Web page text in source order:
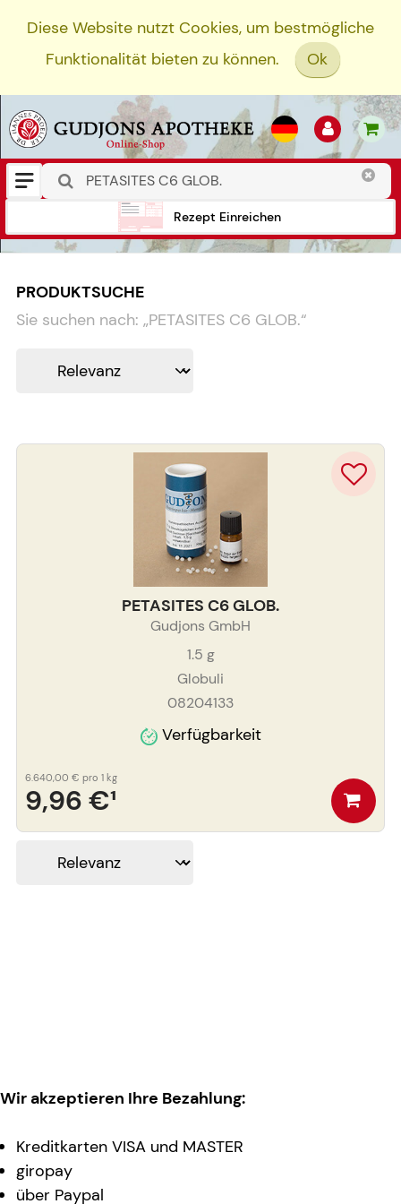
Diese Website nutzt Cookies, um bestmögliche
Funktionalität bieten zu können.
Ok
Rezept Einreichen
PRODUKTSUCHE
Sie suchen nach: „PETASITES C6 GLOB.“
PETASITES C6 GLOB.
Gudjons GmbH
1.5 g
Globuli
08204133
Verfügbarkeit
9,96 €¹
6.640,00 € pro 1 kg
Wir akzeptieren Ihre Bezahlung:
Kreditkarten VISA und MASTER
giropay
über Paypal